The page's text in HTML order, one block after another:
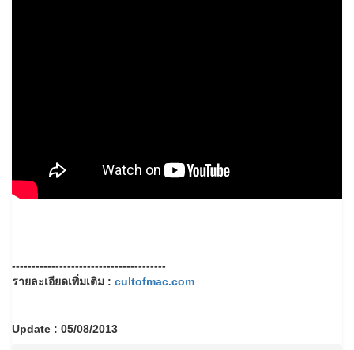
---------------------------------------
รายละเอียดเพิ่มเติม : cultofmac.com
Update : 05/08/2013